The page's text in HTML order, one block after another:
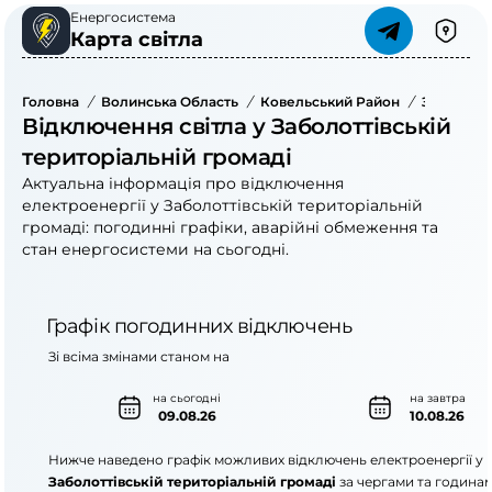
Енергосистема
Карта світла
Головна / Волинська Область / Ковельський Район /
Відключення світла у Заболоттівській
територіальній громаді
Актуальна інформація про відключення
електроенергії у Заболоттівській територіальній
громаді: погодинні графіки, аварійні обмеження та
стан енергосистеми на сьогодні.
Графік погодинних відключень
на сьогодні
09.08.26
на завтра
10.08.26
Зі всіма змінами станом на
Нижче наведено графік можливих відключень електроенергії у
Заболоттівській територіальній громаді за чергами та